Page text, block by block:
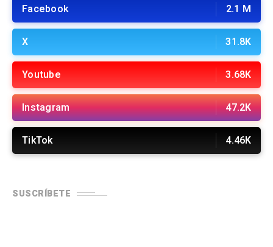
Facebook 2.1 M
X 31.8K
Youtube 3.68K
Instagram 47.2K
TikTok 4.46K
SUSCRÍBETE